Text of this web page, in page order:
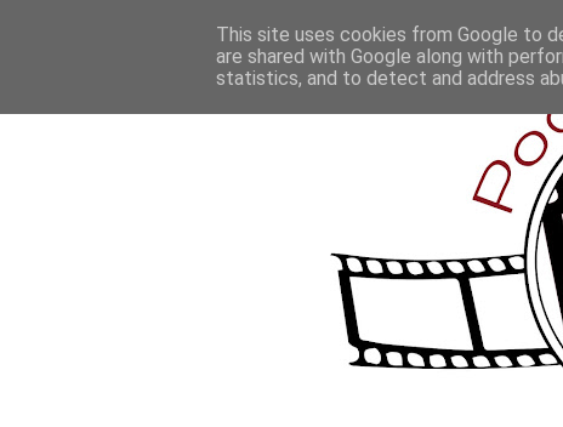
This site uses cookies from Google to
are shared with Google along with
statistics, and to detect and address